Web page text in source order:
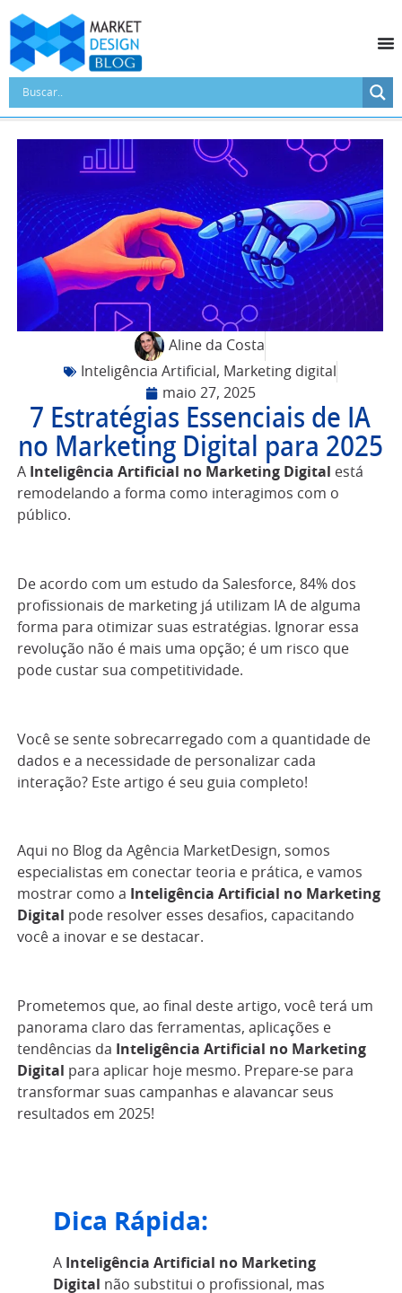
Aline da Costa
Inteligência Artificial , Marketing digital
maio 27, 2025
7 Estratégias Essenciais de IA
no Marketing Digital para 2025
A Inteligência Artificial no Marketing Digital
está
remodelando a forma como interagimos com o
público.
De acordo com um estudo da Salesforce, 84% dos
profissionais de marketing já utilizam IA de alguma
forma para otimizar suas estratégias. Ignorar essa
revolução não é mais uma opção; é um risco que
pode custar sua competitividade.
Você se sente sobrecarregado com a quantidade de
dados e a necessidade de personalizar cada
interação? Este artigo é seu guia completo!
Aqui no Blog da Agência MarketDesign, somos
especialistas em conectar teoria e prática, e vamos
mostrar como a
Inteligência Artificial no Marketing
Digital
pode resolver esses desafios, capacitando
você a inovar e se destacar.
Prometemos que, ao final deste artigo, você terá um
panorama claro das ferramentas, aplicações e
tendências da
Inteligência Artificial no Marketing
Digital
para aplicar hoje mesmo. Prepare-se para
transformar suas campanhas e alavancar seus
resultados em 2025!
Dica Rápida:
A
Inteligência Artificial no Marketing
Digital
não substitui o profissional, mas